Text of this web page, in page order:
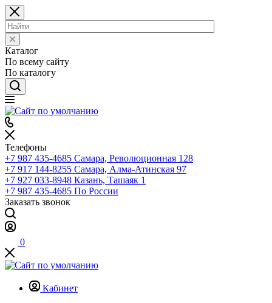
Каталог
По всему сайту
По каталогу
Телефоны
+7 987 435-4685 Самара, Революционная 128
+7 917 144-8255 Самара, Алма-Атинская 97
+7 927 033-8948 Казань, Ташаяк 1
+7 987 435-4685 По России
Заказать звонок
0
Кабинет